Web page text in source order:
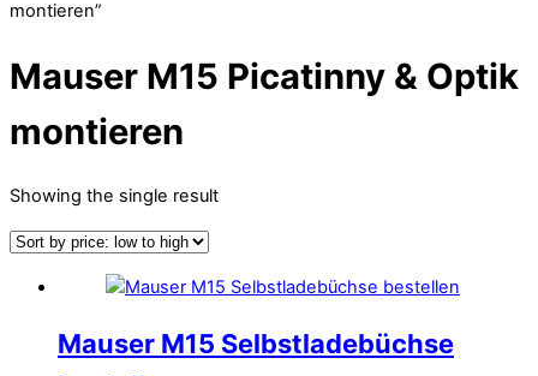
montieren”
Mauser M15 Picatinny & Optik
montieren
Showing the single result
Mauser M15 Selbstladebüchse